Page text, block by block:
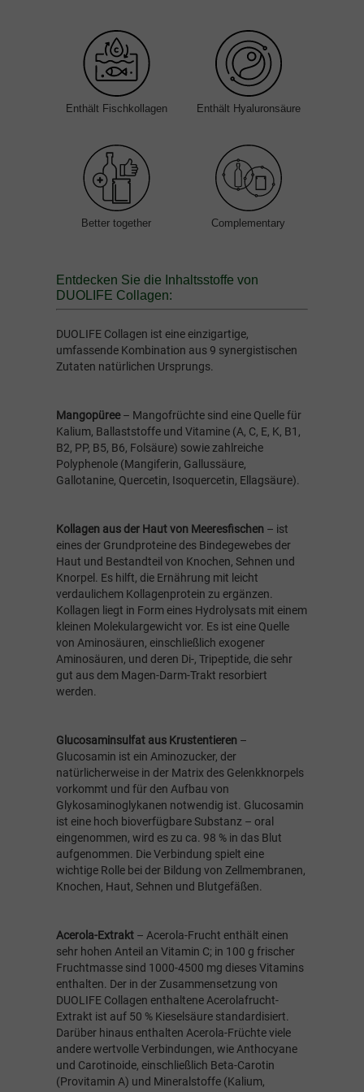
Enthält Fischkollagen Enthält Hyaluronsäure
Better together Complementary
Entdecken Sie die Inhaltsstoffe von
DUOLIFE Collagen:
DUOLIFE Collagen ist eine einzigartige,
umfassende Kombination aus 9 synergistischen
Zutaten natürlichen Ursprungs.
Mangopüree– Mangofrüchte sind eine Quelle für
Kalium, Ballaststoffe und Vitamine (A, C, E, K, B1,
B2, PP, B5, B6, Folsäure) sowie zahlreiche
Polyphenole (Mangiferin, Gallussäure,
Gallotanine, Quercetin, Isoquercetin, Ellagsäure).
Kollagen aus der Haut von Meeresfischen – ist
eines der Grundproteine des Bindegewebes der
Haut und Bestandteil von Knochen, Sehnen und
Knorpel. Es hilft, die Ernährung mit leicht
verdaulichem Kollagenprotein zu ergänzen.
Kollagen liegt in Form eines Hydrolysats mit einem
kleinen Molekulargewicht vor. Es ist eine Quelle
von Aminosäuren, einschließlich exogener
Aminosäuren, und deren Di-, Tripeptide, die sehr
gut aus dem Magen-Darm-Trakt resorbiert
werden.
Glucosaminsulfat aus Krustentieren –
Glucosamin ist ein Aminozucker, der
natürlicherweise in der Matrix des Gelenkknorpels
vorkommt und für den Aufbau von
Glykosaminoglykanen notwendig ist. Glucosamin
ist eine hoch bioverfügbare Substanz – oral
eingenommen, wird es zu ca. 98 % in das Blut
aufgenommen. Die Verbindung spielt eine
wichtige Rolle bei der Bildung von Zellmembranen,
Knochen, Haut, Sehnen und Blutgefäßen.
Acerola-Extrakt – Acerola-Frucht enthält einen
sehr hohen Anteil an Vitamin C; in 100 g frischer
Fruchtmasse sind 1000-4500 mg dieses Vitamins
enthalten. Der in der Zusammensetzung von
DUOLIFE Collagen enthaltene Acerolafrucht-
Extrakt ist auf 50 % Kieselsäure standardisiert.
Darüber hinaus enthalten Acerola-Früchte viele
andere wertvolle Verbindungen, wie Anthocyane
und Carotinoide, einschließlich Beta-Carotin
(Provitamin A) und Mineralstoffe (Kalium,